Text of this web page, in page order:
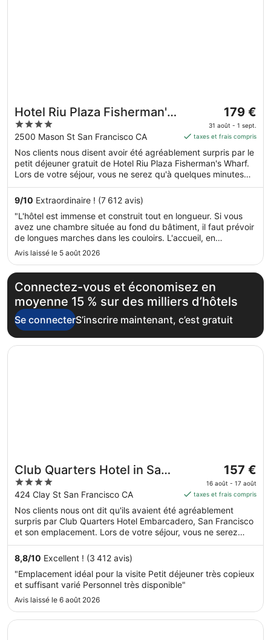
Hotel Riu Plaza Fisherman's
Wharf
4
out
of
5
2500 Mason St San Francisco CA
Le
prix
est
de 179 €
par
nuit
sept..
179 €
31 août - 1 sept.
taxes et frais compris
Nos clients nous disent avoir été agréablement surpris par le
petit déjeuner gratuit de Hotel Riu Plaza Fisherman's Wharf.
Lors de votre séjour, vous ne serez qu'à quelques minutes
de marche de Baie de San Francisco. Parmi les prestations
de cet hébergement, on compte l'accès Wi-Fi à Internet
gratuit, une piscine extérieure et un restaurant.
9/10 Extraordinaire ! (7 612 avis)
"L'hôtel est immense et construit tout en longueur. Si vous
avez une chambre située au fond du bâtiment, il faut prévoir
de longues marches dans les couloirs. L'accueil, en
revanche, s'est très bien passé et le personnel de la
déjeuner. Le choix ..."
Avis laissé le 5 août 2026
Connectez-vous et économisez en
moyenne 15 % sur des milliers d’hôtels
Se connecterS’inscrire maintenant, c’est gratuit
Club Quarters Hotel in San
Francisco
4
out
of
5
424 Clay St San Francisco CA
Le
prix
est
de 157 €
par
nuit
août.
157 €
16 août - 17 août
taxes et frais compris
Nos clients nous ont dit qu'ils avaient été agréablement
surpris par Club Quarters Hotel Embarcadero, San Francisco
et son emplacement. Lors de votre séjour, vous ne serez
qu'à quelques minutes de marche de Embarcadero Center
(centre commercial). Dans cet hébergement, vous profiterez
de prestations de choix comme l'accès Wi-Fi à Internet
gratuit et un restaurant, sans oublier une salle de fitness
ouverte 24 h/24. Cet hébergement propose des services et
équipements pour chouchouter les boules de tous poils,
8,8/10 Excellent ! (3 412 avis)
"Emplacement idéal pour la visite Petit déjeuner très copieux
et suffisant varié Personnel très disponible"
Avis laissé le 6 août 2026
S’ouvre dans une nouvelle fenêtre
Club Quarters Hotel in San Francisco
S’ouvre dans une nouvelle fenêtre
Carmel Mission Inn